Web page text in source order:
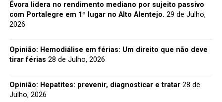
Évora lidera no rendimento mediano por sujeito passivo
com Portalegre em 1º lugar no Alto Alentejo. 29 de Julho,
2026
Opinião: Hemodiálise em férias: Um direito que não deve
tirar férias 28 de Julho, 2026
Opinião: Hepatites: prevenir, diagnosticar e tratar 28 de
Julho, 2026